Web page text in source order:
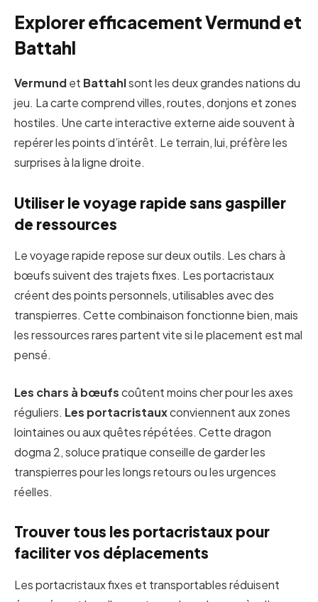
Explorer efficacement Vermund et
Battahl
Vermundet Battahlsont les deux grandes nations du
jeu. La carte comprend villes, routes, donjons et zones
hostiles. Une carte interactive externe aide souvent à
repérer les points d’intérêt. Le terrain, lui, préfère les
surprises à la ligne droite.
Utiliser le voyage rapide sans gaspiller
de ressources
Le voyage rapide repose sur deux outils. Les chars à
bœufs suivent des trajets fixes. Les portacristaux
créent des points personnels, utilisables avec des
transpierres. Cette combinaison fonctionne bien, mais
les ressources rares partent vite si le placement est mal
pensé.
Les chars à bœufscoûtent moins cher pour les axes
réguliers. Les portacristauxconviennent aux zones
lointaines ou aux quêtes répétées. Cette dragon
dogma 2, soluce pratique conseille de garder les
transpierres pour les longs retours ou les urgences
réelles.
Trouver tous les portacristaux pour
faciliter vos déplacements
Les portacristaux fixes et transportables réduisent